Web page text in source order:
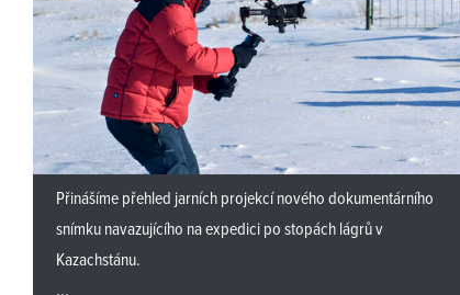
Přinášíme přehled jarních projekcí nového dokumentárního
snímku navazujícího na expedici po stopách lágrů v
Kazachstánu.